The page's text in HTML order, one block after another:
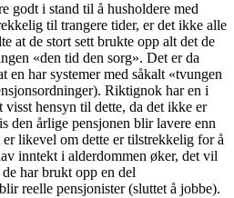
godt i stand til å husholdere med
til trangere tider, er det ikke alle
at de stort sett brukte opp alt det de
«den tid den sorg». Det er da
en har systemer med såkalt «tvungen
Riktignok har en i
visst hensyn til dette, da det ikke er
den årlige pensjonen blir lavere enn
er likevel om dette er tilstrekkelig for å
inntekt i alderdommen øker, det vil
har brukt opp en del
reelle pensjonister (sluttet å jobbe).